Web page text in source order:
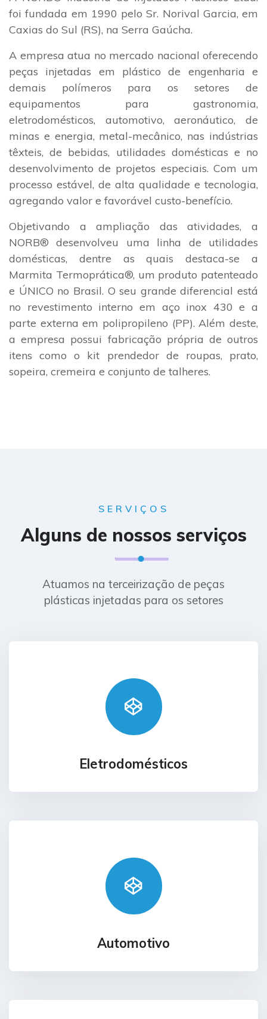
foi fundada em 1990 pelo Sr. Norival Garcia, em
Caxias do Sul (RS), na Serra Gaúcha.
A empresa atua no mercado nacional oferecendo
peças injetadas em plástico de engenharia e
demais polímeros para os setores de
equipamentos para gastronomia,
eletrodomésticos, automotivo, aeronáutico, de
minas e energia, metal-mecânico, nas indústrias
têxteis, de bebidas, utilidades domésticas e no
desenvolvimento de projetos especiais. Com um
processo estável, de alta qualidade e tecnologia,
agregando valor e favorável custo-benefício.
Objetivando a ampliação das atividades, a
NORB® desenvolveu uma linha de utilidades
domésticas, dentre as quais destaca-se a
Marmita Termoprática®, um produto patenteado
e ÚNICO no Brasil. O seu grande diferencial está
no revestimento interno em aço inox 430 e a
parte externa em polipropileno (PP). Além deste,
a empresa possui fabricação própria de outros
itens como o kit prendedor de roupas, prato,
sopeira, cremeira e conjunto de talheres.
SERVIÇOS
Alguns de nossos serviços
Atuamos na terceirização de peças
plásticas injetadas para os setores
Eletrodomésticos
Automotivo